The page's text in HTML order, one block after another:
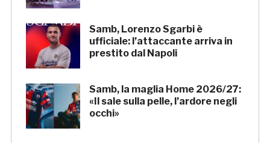
Samb, Lorenzo Sgarbi è
ufficiale: l’attaccante arriva in
prestito dal Napoli
Samb, la maglia Home 2026/27:
«Il sale sulla pelle, l’ardore negli
occhi»